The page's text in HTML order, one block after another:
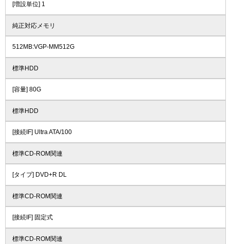
[増設単位] 1
純正対応メモリ
512MB:VGP-MM512G
標準HDD
[容量] 80G
標準HDD
[接続IF] Ultra ATA/100
標準CD-ROM関連
[タイプ] DVD+R DL
標準CD-ROM関連
[接続IF] 固定式
標準CD-ROM関連